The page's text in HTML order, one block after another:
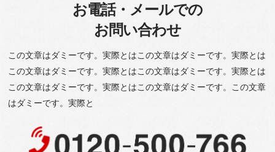
お電話・メールでの
お問い合わせ
この⽂章はダミーです。実際とはこの⽂章はダミーです。実際とは
この⽂章はダミーです。実際とはこの⽂章はダミーです。実際とは
この⽂章はダミーです。実際とはこの⽂章はダミーです。この⽂章
はダミーです。実際と